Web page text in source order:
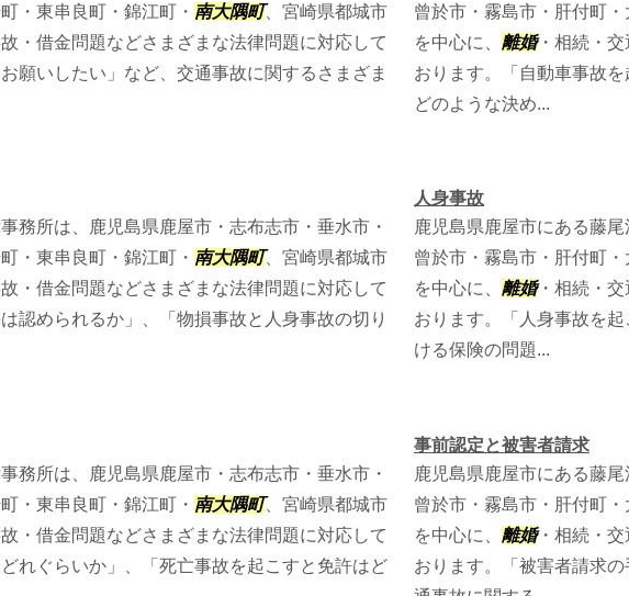
・東串良町・錦江町・ 南大隅町、宮崎県都城市
・借金問題などさまざまな法律問題に対応して
願いしたい」など、交通事故に関するさまざま
曾於市・霧島市・肝付町
を中心に、 離婚・相続・
おります。「自動車事故
どのような決め...
務所は、鹿児島県鹿屋市・志布志市・垂水市・
・東串良町・錦江町・ 南大隅町、宮崎県都城市
・借金問題などさまざまな法律問題に対応して
認められるか」、「物損事故と人身事故の切り
人身事故
鹿児島県鹿屋市にある藤
曾於市・霧島市・肝付町
を中心に、 離婚・相続・
おります。「人身事故を
ける保険の問題...
務所は、鹿児島県鹿屋市・志布志市・垂水市・
・東串良町・錦江町・ 南大隅町、宮崎県都城市
・借金問題などさまざまな法律問題に対応して
れぐらいか」、「死亡事故を起こすと免許はど
事前認定と被害者請求
鹿児島県鹿屋市にある藤
曾於市・霧島市・肝付町
を中心に、 離婚・相続・
おります。「被害者請求